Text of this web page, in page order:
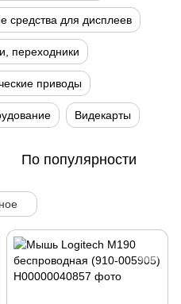
средства для дисплеев
переходники
приводы
Видекарты
По популярности